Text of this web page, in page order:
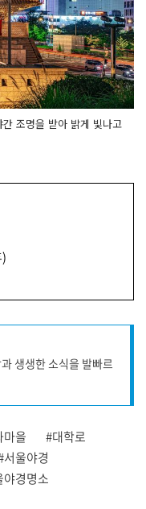
조명을 받아 밝게 빛나고
생생한 소식을 발빠르
마을
#대학로
서울야경
야경명소